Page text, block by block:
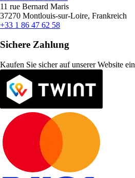
11 rue Bernard Maris
37270 Montlouis-sur-Loire, Frankreich
+33 1 86 47 62 58
Sichere Zahlung
Kaufen Sie sicher auf unserer Website ein